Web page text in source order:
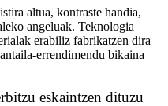
altua, kontraste handia,
angeluak. Teknologia
erabiliz fabrikatzen dira
errendimendu bikaina
eskaintzen dituzu